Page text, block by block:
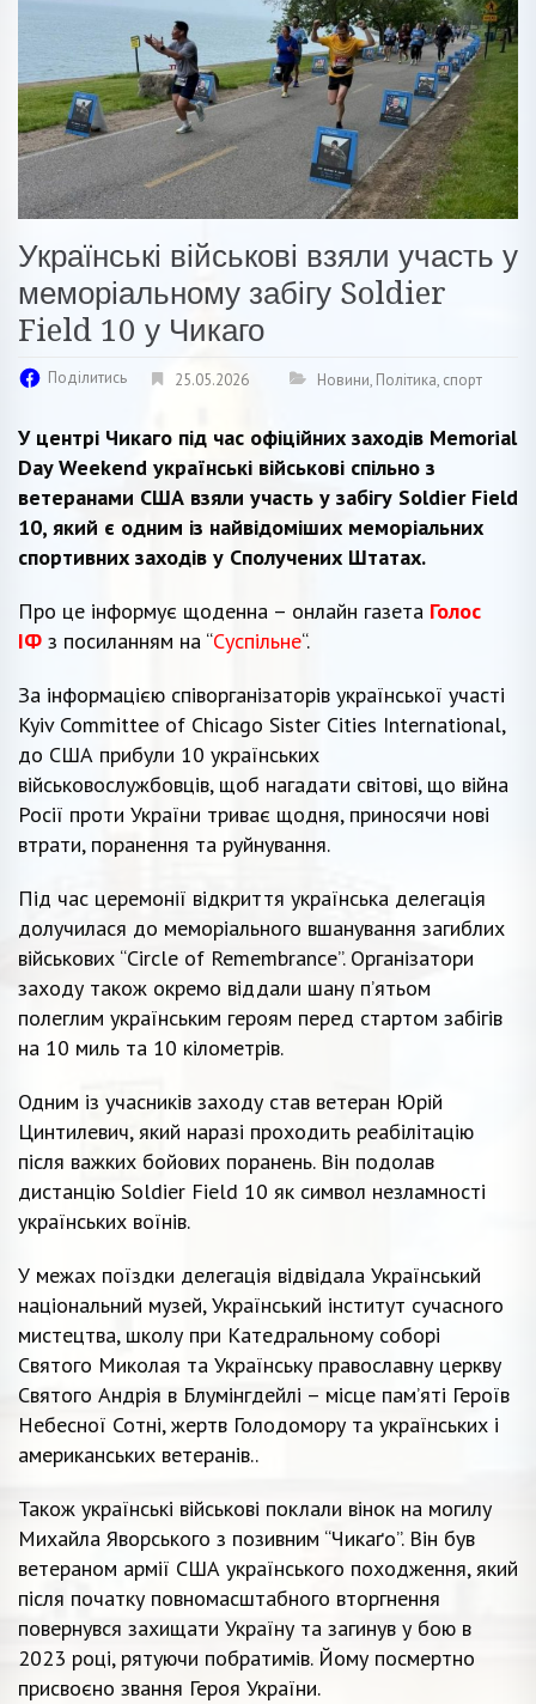
Українські військові взяли участь у
меморіальному забігу Soldier
Field 10 у Чикаго
Поділитись 25.05.2026 Новини, Політика, спорт
У центрі Чикаго під час офіційних заходів Memorial
Day Weekend українські військові спільно з
ветеранами США взяли участь у забігу Soldier Field
10, який є одним із найвідоміших меморіальних
спортивних заходів у Сполучених Штатах.
Про це інформує щоденна – онлайн газета Голос
ІФ з посиланням на “Суспільне“.
За інформацією співорганізаторів української участі
Kyiv Committee of Chicago Sister Cities International,
до США прибули 10 українських
військовослужбовців, щоб нагадати світові, що війна
Росії проти України триває щодня, приносячи нові
втрати, поранення та руйнування.
Під час церемонії відкриття українська делегація
долучилася до меморіального вшанування загиблих
військових “Circle of Remembrance”. Організатори
заходу також окремо віддали шану п’ятьом
полеглим українським героям перед стартом забігів
на 10 миль та 10 кілометрів.
Одним із учасників заходу став ветеран Юрій
Цинтилевич, який наразі проходить реабілітацію
після важких бойових поранень. Він подолав
дистанцію Soldier Field 10 як символ незламності
українських воїнів.
У межах поїздки делегація відвідала Український
національний музей, Український інститут сучасного
мистецтва, школу при Катедральному соборі
Святого Миколая та Українську православну церкву
Святого Андрія в Блумінгдейлі – місце пам’яті Героїв
Небесної Сотні, жертв Голодомору та українських і
американських ветеранів..
Також українські військові поклали вінок на могилу
Михайла Яворського з позивним “Чикаґо”. Він був
ветераном армії США українського походження, який
після початку повномасштабного вторгнення
повернувся захищати Україну та загинув у бою в
2023 році, рятуючи побратимів. Йому посмертно
присвоєно звання Героя України.